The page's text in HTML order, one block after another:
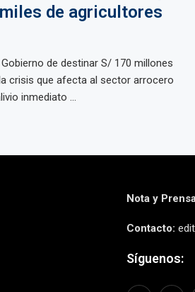
de agricultores
de destinar S/ 170 millones
crisis que afecta al sector arrocero
inmediato ...
Nota y
Contacto:
Síguenos: